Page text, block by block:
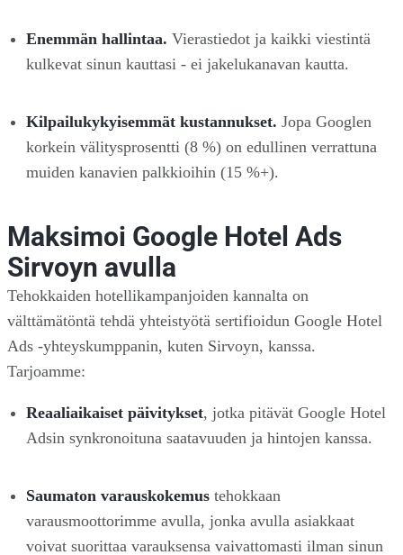
Enemmän hallintaa. Vierastiedot ja kaikki viestintä
kulkevat sinun kauttasi - ei jakelukanavan kautta.
Kilpailukykyisemmät kustannukset. Jopa Googlen
korkein välitysprosentti (8 %) on edullinen verrattuna
muiden kanavien palkkioihin (15 %+).
Maksimoi Google Hotel Ads
Sirvoyn avulla
Tehokkaiden hotellikampanjoiden kannalta on
välttämätöntä tehdä yhteistyötä sertifioidun Google Hotel
Ads -yhteyskumppanin, kuten Sirvoyn, kanssa.
Tarjoamme:
Reaaliaikaiset päivitykset, jotka pitävät Google Hotel
Adsin synkronoituna saatavuuden ja hintojen kanssa.
Saumaton varauskokemustehokkaan
varausmoottorimme avulla, jonka avulla asiakkaat
voivat suorittaa varauksensa vaivattomasti ilman sinun